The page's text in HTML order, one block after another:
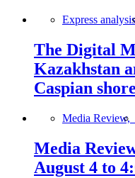
Express
The Digital
Kazakhstan
Caspian
Media Review,
Media
August 4 to